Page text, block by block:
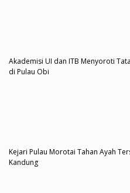
Akademisi UI dan ITB Menyoroti
di Pulau Obi
Kejari Pulau Morotai Tahan Ayah
Kandung